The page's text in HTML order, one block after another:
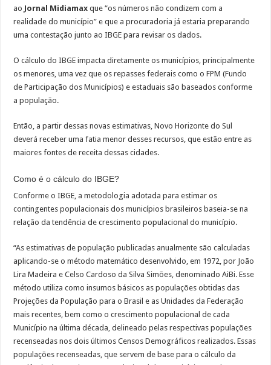
ao Jornal Midiamaxque “os números não condizem com a
realidade do município” e que a procuradoria já estaria preparando
uma contestação junto ao IBGE para revisar os dados.
O cálculo do IBGE impacta diretamente os municípios, principalmente
os menores, uma vez que os repasses federais como o FPM (Fundo
de Participação dos Municípios) e estaduais são baseados conforme
a população.
Então, a partir dessas novas estimativas, Novo Horizonte do Sul
deverá receber uma fatia menor desses recursos, que estão entre as
maiores fontes de receita dessas cidades.
Como é o cálculo do IBGE?
Conforme o IBGE, a metodologia adotada para estimar os
contingentes populacionais dos municípios brasileiros baseia-se na
relação da tendência de crescimento populacional do município.
“As estimativas de população publicadas anualmente são calculadas
aplicando-se o método matemático desenvolvido, em 1972, por João
Lira Madeira e Celso Cardoso da Silva Simões, denominado AiBi. Esse
método utiliza como insumos básicos as populações obtidas das
Projeções da População para o Brasil e as Unidades da Federação
mais recentes, bem como o crescimento populacional de cada
Município na última década, delineado pelas respectivas populações
recenseadas nos dois últimos Censos Demográficos realizados. Essas
populações recenseadas, que servem de base para o cálculo da